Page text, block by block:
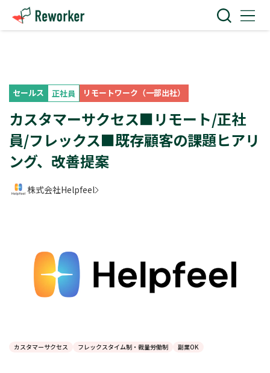
セールス 正社員 リモートワーク（一部出社）
カスタマーサクセス■リモート/正社
員/フレックス■既存顧客の課題ヒアリ
ング、改善提案
株式会社Helpfeel
カスタマーサクセス フレックスタイム制・裁量労働制 副業OK